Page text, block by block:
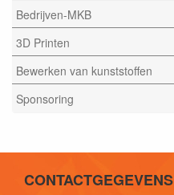
Bedrijven-MKB
3D Printen
Bewerken van kunststoffen
Sponsoring
CONTACTGEGEVENS